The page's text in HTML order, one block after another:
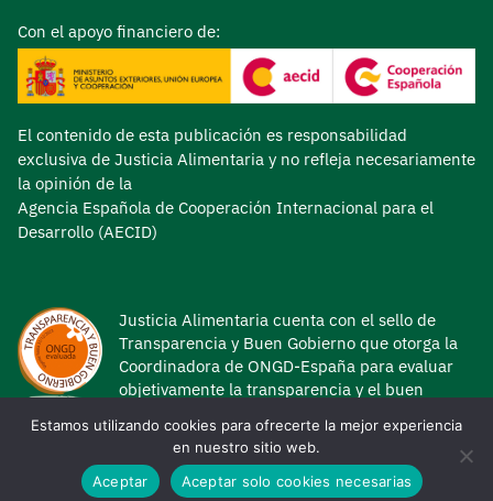
Con el apoyo financiero de:
El contenido de esta publicación es responsabilidad
exclusiva de Justicia Alimentaria y no refleja necesariamente
la opinión de la
Agencia Española de Cooperación Internacional para el
Desarrollo (AECID)
Justicia Alimentaria cuenta con el sello de
Transparencia y Buen Gobierno que otorga la
Coordinadora de ONGD-España para evaluar
objetivamente la transparencia y el buen
Estamos utilizando cookies para ofrecerte la mejor experiencia
en nuestro sitio web.
Aceptar
Aceptar solo cookies necesarias